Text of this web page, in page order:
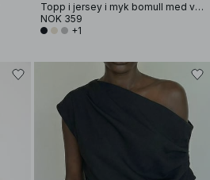
Topp i jersey i myk bomull med vide ermer
NOK 359
+1